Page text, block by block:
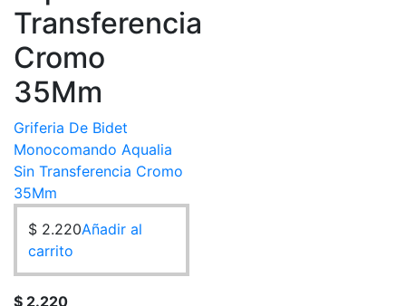
Transferencia
Cromo
35Mm
Griferia De Bidet
Monocomando Aqualia
Sin Transferencia Cromo
35Mm
$ 2.220Añadir al
carrito
$ 2.220